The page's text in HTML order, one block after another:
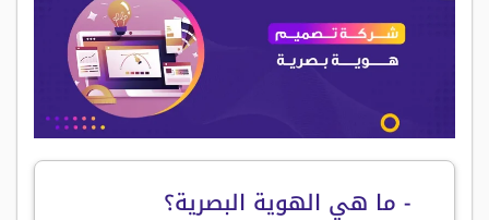
- ما هي الهوية البصرية؟